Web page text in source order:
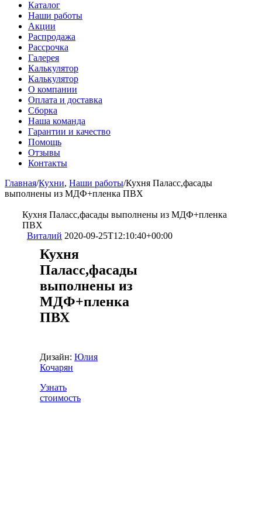
Каталог
Наши работы
Акции
Распродажа
Рассрочка
Галерея
Калькулятор
Калькулятор
О компании
Оплата и доставка
Сборка
Наша команда
Гарантии и качество
Помощь
Отзывы
Контакты
Главная/Кухни, Наши работы/Кухня Паласс,фасады
выполнены из МДФ+пленка ПВХ
Кухня Паласс,фасады выполнены из МДФ+пленка
ПВХ
Виталий 2020-09-25T12:10:40+00:00
Кухня
Паласс,фасады
выполнены из
МДФ+пленка
ПВХ
Дизайн: Юлия
Кочарян
Узнать
стоимость